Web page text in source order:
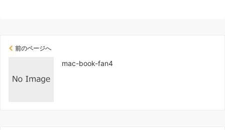
前のページへ
mac-book-fan4